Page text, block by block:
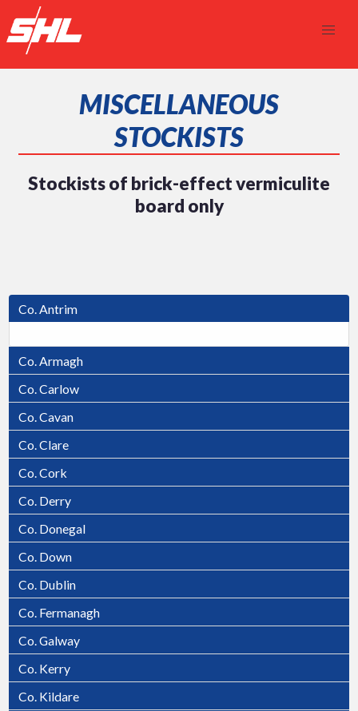
MISCELLANEOUS
STOCKISTS
Stockists of brick-effect vermiculite
board only
Co. Antrim
Co. Armagh
Co. Carlow
Co. Cavan
Co. Clare
Co. Cork
Co. Derry
Co. Donegal
Co. Down
Co. Dublin
Co. Fermanagh
Co. Galway
Co. Kerry
Killarney
Co. Kildare